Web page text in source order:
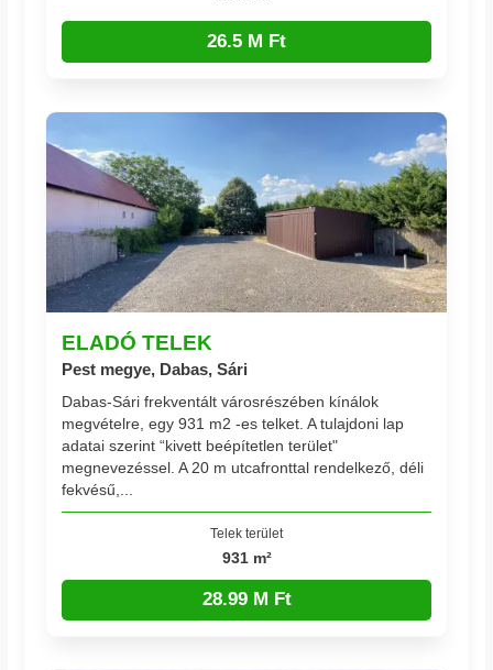
26.5 M Ft
ELADÓ TELEK
Pest megye, Dabas, Sári
Dabas-Sári frekventált városrészében kínálok
megvételre, egy 931 m2 -es telket. A tulajdoni lap
adatai szerint “kivett beépítetlen terület"
megnevezéssel. A 20 m utcafronttal rendelkező, déli
fekvésű,...
Telek terület
931 m²
28.99 M Ft